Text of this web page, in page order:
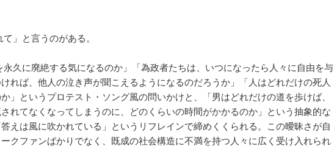
」と言うのがある。
久に廃絶する気になるのか」「為政者たちは、いつになったら人々に自由を与
れば、他人の泣き声が聞こえるようになるのだろうか」「人はどれだけの死人
」というプロテスト・ソング風の問いかけと、「男はどれだけの道を歩けば、
れてなくなってしまうのに、どのくらいの時間がかかるのか」という抽象的な
えは風に吹かれている」というリフレインで締めくくられる。この曖昧さが自
クファンばかりでなく、既成の社会構造に不満を持つ人々に広く受け入れられ